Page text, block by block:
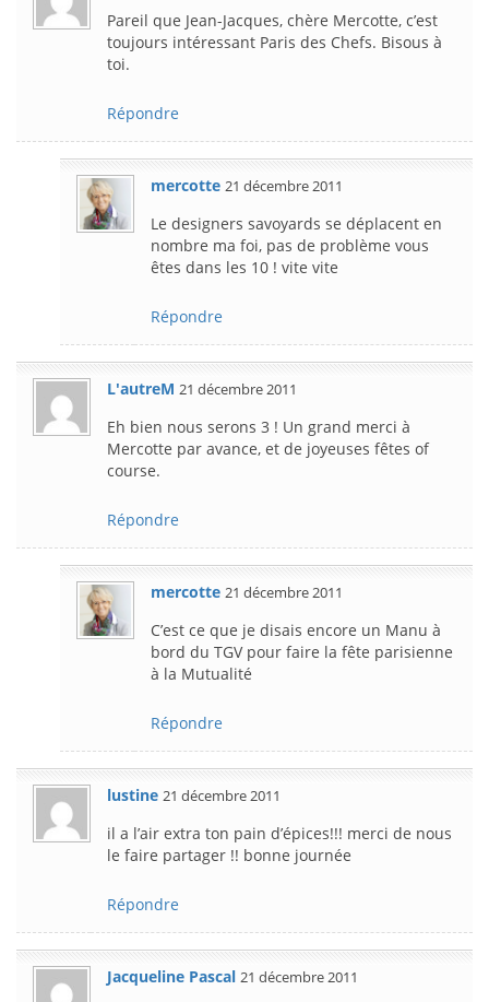
Pareil que Jean-Jacques, chère Mercotte, c’est
toujours intéressant Paris des Chefs. Bisous à
toi.
Répondre
mercotte 21 décembre 2011
Le designers savoyards se déplacent en
nombre ma foi, pas de problème vous
êtes dans les 10 ! vite vite
Répondre
L'autreM 21 décembre 2011
Eh bien nous serons 3 ! Un grand merci à
Mercotte par avance, et de joyeuses fêtes of
course.
Répondre
mercotte 21 décembre 2011
C’est ce que je disais encore un Manu à
bord du TGV pour faire la fête parisienne
à la Mutualité
Répondre
lustine 21 décembre 2011
il a l’air extra ton pain d’épices!!! merci de nous
le faire partager !! bonne journée
Répondre
Jacqueline Pascal 21 décembre 2011